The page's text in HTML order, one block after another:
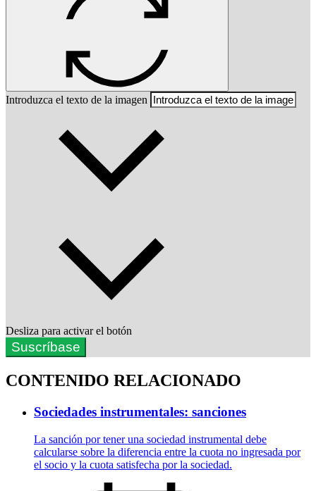
Introduzca el texto de la imagen
Desliza para activar el botón
Suscríbase
CONTENIDO RELACIONADO
Sociedades instrumentales: sanciones
La sanción por tener una sociedad instrumental debe
calcularse sobre la diferencia entre la cuota no ingresada por
el socio y la cuota satisfecha por la sociedad.